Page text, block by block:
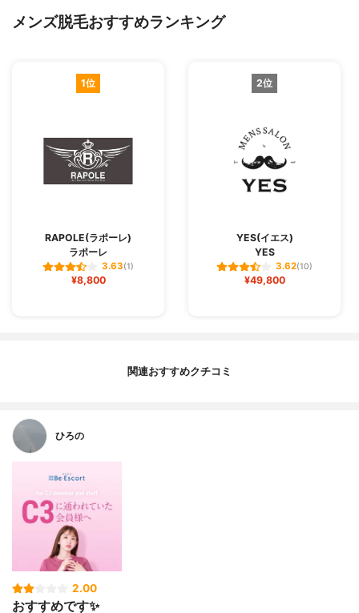
メンズ脱毛おすすめランキング
1位
RAPOLE(ラポーレ)
ラポーレ
3.63(1)
¥8,800
2位
YES(イエス)
YES
3.62(10)
¥49,800
関連おすすめクチコミ
ひろの
2.00
おすすめです✨